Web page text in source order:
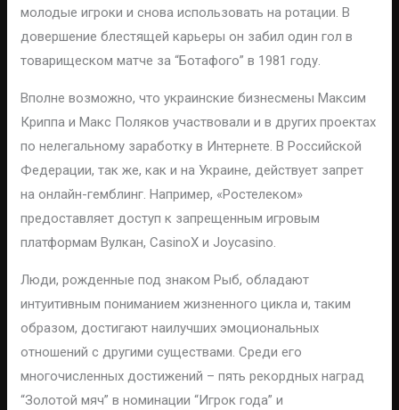
молодые игроки и снова использовать на ротации. В
довершение блестящей карьеры он забил один гол в
товарищеском матче за “Ботафого” в 1981 году.
Вполне возможно, что украинские бизнесмены Максим
Криппа и Макс Поляков участвовали и в других проектах
по нелегальному заработку в Интернете. В Российской
Федерации, так же, как и на Украине, действует запрет
на онлайн-гемблинг. Например, «Ростелеком»
предоставляет доступ к запрещенным игровым
платформам Вулкан, CasinoX и Joycasino.
Люди, рожденные под знаком Рыб, обладают
интуитивным пониманием жизненного цикла и, таким
образом, достигают наилучших эмоциональных
отношений с другими существами. Среди его
многочисленных достижений – пять рекордных наград
“Золотой мяч” в номинации “Игрок года” и